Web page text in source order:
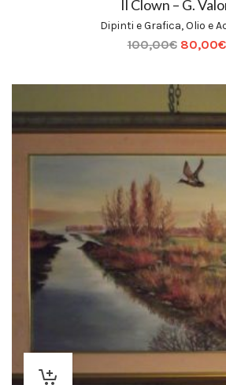
Il Clown – G.
Dipinti e Grafica,Olio e
100,00€ 80,00€